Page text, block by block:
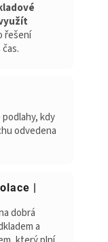
řešení
kdy
odvedena
|
dobrá
a